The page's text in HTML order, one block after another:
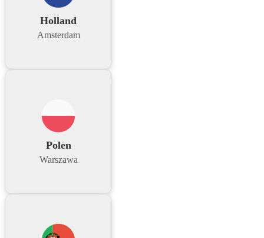
Holland
Amsterdam
Polen
Warszawa